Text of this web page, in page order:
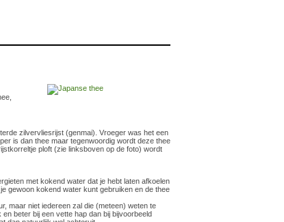
zilvervliesrijst (genmai). Vroeger was het een
is dan thee maar tegenwoordig wordt deze thee
ploft (zie linksboven op de foto) wordt
met kokend water dat je hebt laten afkoelen
gewoon kokend water kunt gebruiken en de thee
maar niet iedereen zal die (meteen) weten te
beter bij een vette hap dan bij bijvoorbeeld